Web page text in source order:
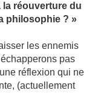
réouverture du
philosophie ? »
les ennemis
pas
réflexion qui ne
(actuellement